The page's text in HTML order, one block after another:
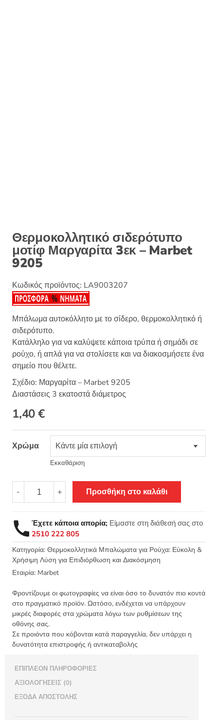
Θερμοκολλητικό σιδερότυπο
μοτίφ Μαργαρίτα 3εκ – Marbet
9205
Κωδικός προϊόντος: LA9003207
Μπάλωμα αυτοκόλλητο με το σίδερο, θερμοκολλητικό ή
σιδερότυπο.
Κατάλληλο για να καλύψετε κάποια τρύπα ή σημάδι σε
ρούχο, ή απλά για να στολίσετε και να διακοσμήσετε ένα
σημείο που θέλετε.
Σχέδιο: Μαργαρίτα – Marbet 9205
Διαστάσεις 3 εκατοστά διάμετρος
1,40€
Χρώμα
Εκκαθάριση
-
Θερμοκολλητικό
σιδερότυπο
Μαργαρίτα
3εκ
-
Marbet
9205
ποσότητα
+ Προσθήκη στο καλάθι
Έχετε κάποια απορία; Είμαστε στη διάθεσή σας στο
2510 222 805
Κατηγορία: Θερμοκολλητικά Μπαλώματα για Ρούχα: Εύκολη &
Χρήσιμη Λύση για Επιδιόρθωση και Διακόσμηση
Εταιρία: Marbet
Φροντίζουμε οι φωτογραφίες να είναι όσο το δυνατόν πιο κοντά
στο πραγματικό προϊόν. Ωστόσο, ενδέχεται να υπάρχουν
μικρές διαφορές στα χρώματα λόγω των ρυθμίσεων της
οθόνης σας.
Σε προιόντα που κόβονται κατά παραγγελία, δεν υπάρχει η
δυνατότητα επιστροφής ή αντικαταβολής
ΕΠΙΠΛΈΟΝ ΠΛΗΡΟΦΟΡΊΕΣ
ΑΞΙΟΛΟΓΉΣΕΙΣ (0)
ΈΞΟΔΑ ΑΠΟΣΤΟΛΉΣ